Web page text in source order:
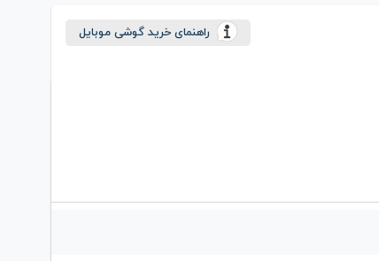
راهنمای خرید گوشی موبایل